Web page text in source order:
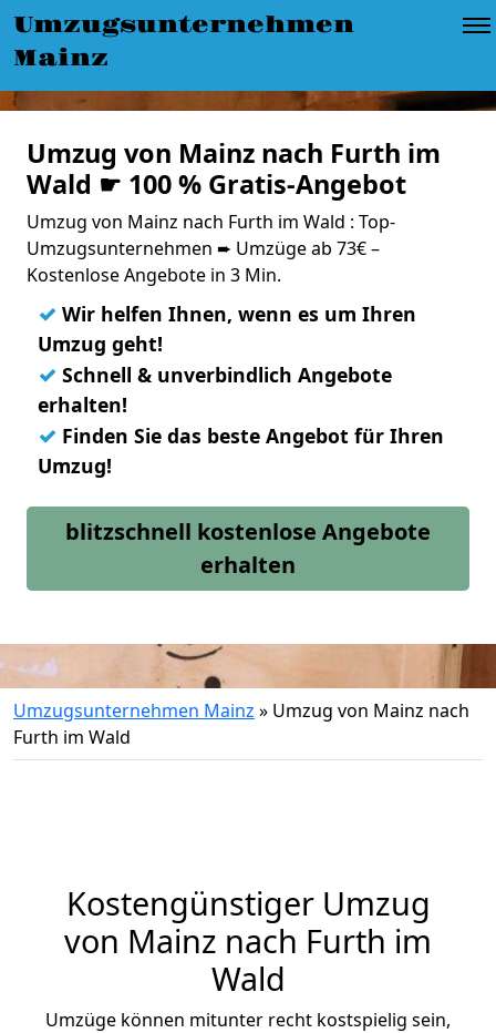
Umzugsunternehmen
Mainz
Umzug von Mainz nach Furth im
Wald ☛ 100 % Gratis-Angebot
Umzug von Mainz nach Furth im Wald : Top-
Umzugsunternehmen ➨ Umzüge ab 73€ –
Kostenlose Angebote in 3 Min.
✓ Wir helfen Ihnen, wenn es um Ihren
Umzug geht!
✓ Schnell & unverbindlich Angebote
erhalten!
✓ Finden Sie das beste Angebot für Ihren
Umzug!
blitzschnell kostenlose Angebote
erhalten
Umzugsunternehmen Mainz » Umzug von Mainz nach
Furth im Wald
Kostengünstiger Umzug
von Mainz nach Furth im
Wald
Umzüge können mitunter recht kostspielig sein,